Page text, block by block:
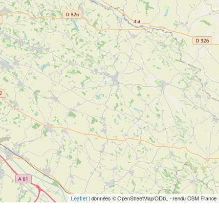
Leaflet| données © OpenStreetMap/ODbL - rendu OSM France